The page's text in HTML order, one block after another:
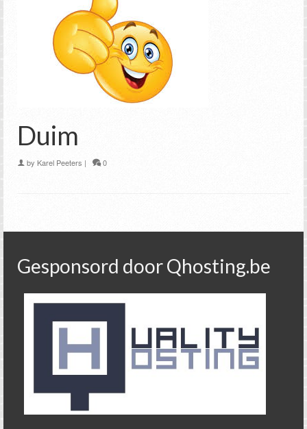
Duim
by Karel Peeters | 0
Gesponsord door Qhosting.be